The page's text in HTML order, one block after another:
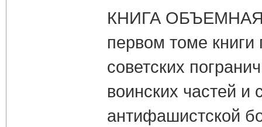
КНИГА
первом томе
советских
воинских частей
антифашистской